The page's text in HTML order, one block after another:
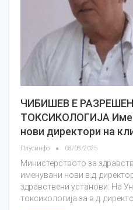
ЧИБИШЕВ Е
ТОКСИКОЛОГИЈА
нови директори на
Плусинфо 08/08/2025
Министерството за
именувани нови в.д.
здравствени установи: На
токсикологија за в.д.